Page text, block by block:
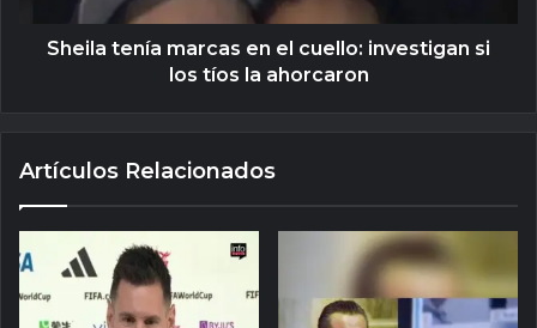
Sheila tenía marcas en el cuello: investigan si
los tíos la ahorcaron
Artículos Relacionados